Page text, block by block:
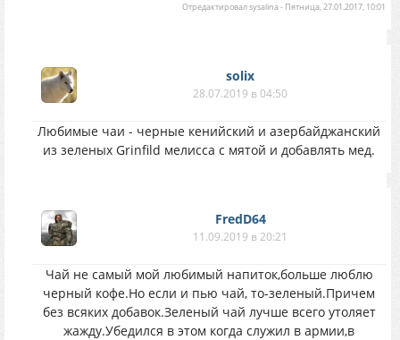
Отредактировалsysalina- Пятница, 27.01.2017, 10:01
solix
28.07.2019 в 04:50
Любимые чаи - черные кенийский и азербайджанский
из зеленых Grinfild мелисса с мятой и добавлять мед.
FredD64
11.09.2019 в 20:21
Чай не самый мой любимый напиток,больше люблю
черный кофе.Но если и пью чай, то-зеленый.Причем
без всяких добавок.Зеленый чай лучше всего утоляет
жажду.Убедился в этом когда служил в армии,в